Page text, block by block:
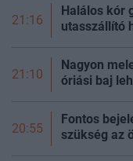
21:16
Halálos kór
utasszállító
21:10
Nagyon
óriási baj
20:55
Fontos
szükség az